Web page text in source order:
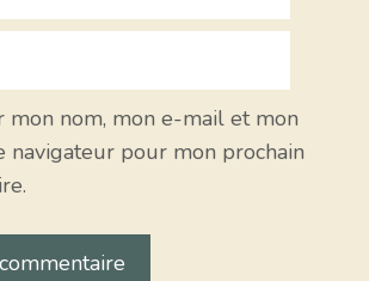
mon nom, mon e-mail et mon
navigateur pour mon prochain